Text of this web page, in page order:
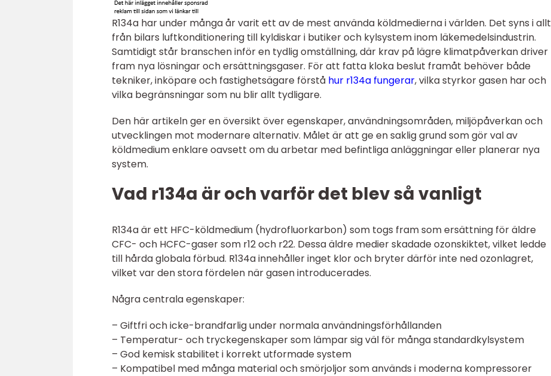
R134a har under många år varit ett av de mest använda köldmedierna i världen. Det syns i allt
från bilars luftkonditionering till kyldiskar i butiker och kylsystem inom läkemedelsindustrin.
Samtidigt står branschen inför en tydlig omställning, där krav på lägre klimatpåverkan driver
fram nya lösningar och ersättningsgaser. För att fatta kloka beslut framåt behöver både
tekniker, inköpare och fastighetsägare förstå hur r134a fungerar, vilka styrkor gasen har och
vilka begränsningar som nu blir allt tydligare.
Den här artikeln ger en översikt över egenskaper, användningsområden, miljöpåverkan och
utvecklingen mot modernare alternativ. Målet är att ge en saklig grund som gör val av
köldmedium enklare oavsett om du arbetar med befintliga anläggningar eller planerar nya
system.
Vad r134a är och varför det blev så vanligt
R134a är ett HFC-köldmedium (hydrofluorkarbon) som togs fram som ersättning för äldre
CFC- och HCFC-gaser som r12 och r22. Dessa äldre medier skadade ozonskiktet, vilket ledde
till hårda globala förbud. R134a innehåller inget klor och bryter därför inte ned ozonlagret,
vilket var den stora fördelen när gasen introducerades.
Några centrala egenskaper:
– Giftfri och icke-brandfarlig under normala användningsförhållanden
– Temperatur- och tryckegenskaper som lämpar sig väl för många standardkylsystem
– God kemisk stabilitet i korrekt utformade system
– Kompatibel med många material och smörjoljor som används i moderna kompressorer